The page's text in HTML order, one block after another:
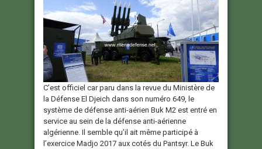
C’est officiel car paru dans la revue du Ministère de
la Défense El Djeich dans son numéro 649, le
système de défense anti-aérien Buk M2 est entré en
service au sein de la défense anti-aérienne
algérienne. Il semble qu’il ait même participé à
l’exercice Madjo 2017 aux cotés du Pantsyr. Le Buk